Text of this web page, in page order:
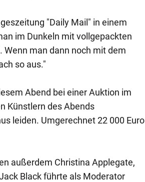
"Daily Mail" in einem
im Dunkeln mit vollgepackten
Wenn man dann noch mit dem
so aus."
Abend bei einer Auktion im
Künstlern des Abends
leiden. Umgerechnet 22 000 Euro
außerdem Christina Applegate,
Black führte als Moderator